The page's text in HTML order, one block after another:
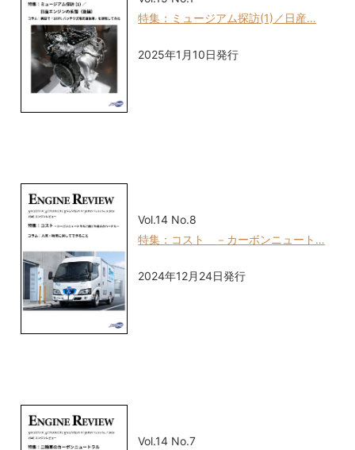
特集：ミュージアム探訪(1)／日産…
2025年1月10日発行
Vol.14 No.8
特集：コスト －カーボンニュート…
2024年12月24日発行
Vol.14 No.7